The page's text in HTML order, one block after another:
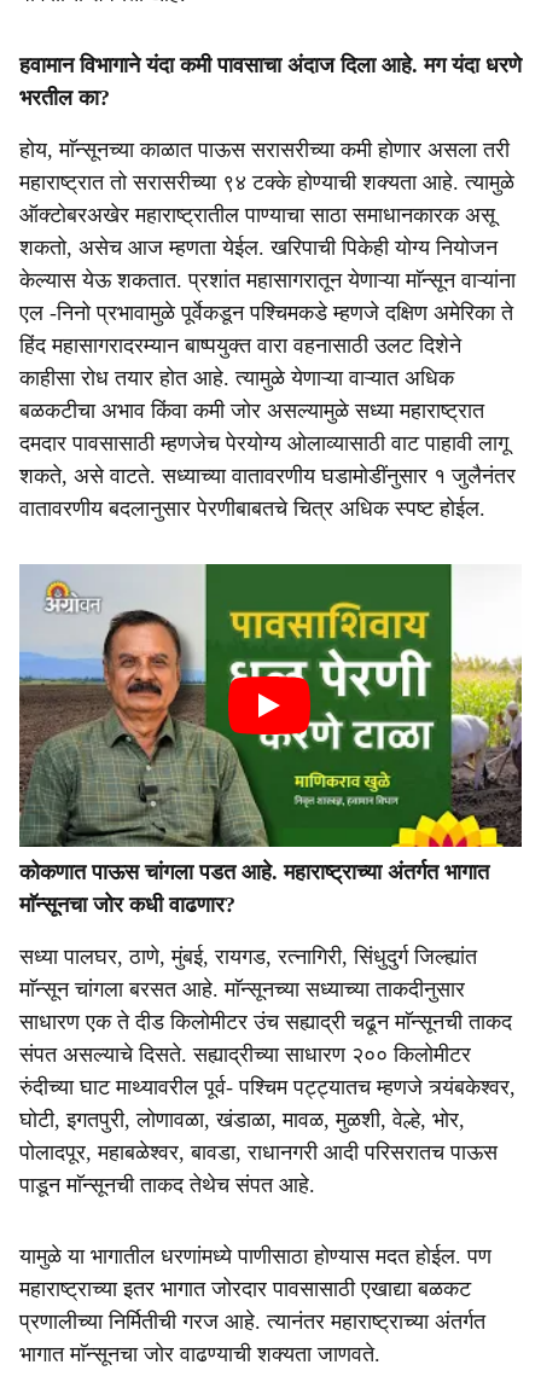
हवामान विभागाने यंदा कमी पावसाचा अंदाज दिला आहे. मग यंदा धरणे
भरतील का?
होय, माॅन्सूनच्या काळात पाऊस सरासरीच्या कमी होणार असला तरी
महाराष्ट्रात तो सरासरीच्या ९४ टक्के होण्याची शक्यता आहे. त्यामुळे
ऑक्टोबरअखेर महाराष्ट्रातील पाण्याचा साठा समाधानकारक असू
शकतो, असेच आज म्हणता येईल. खरिपाची पिकेही योग्य नियोजन
केल्यास येऊ शकतात. प्रशांत महासागरातून येणाऱ्या माॅन्सून वाऱ्यांना
एल -निनो प्रभावामुळे पूर्वेकडून पश्चिमकडे म्हणजे दक्षिण अमेरिका ते
हिंद महासागरादरम्यान बाष्पयुक्त वारा वहनासाठी उलट दिशेने
काहीसा रोध तयार होत आहे. त्यामुळे येणाऱ्या वाऱ्यात अधिक
बळकटीचा अभाव किंवा कमी जोर असल्यामुळे सध्या महाराष्ट्रात
दमदार पावसासाठी म्हणजेच पेरयोग्य ओलाव्यासाठी वाट पाहावी लागू
शकते, असे वाटते. सध्याच्या वातावरणीय घडामोडींनुसार १ जुलैनंतर
वातावरणीय बदलानुसार पेरणीबाबतचे चित्र अधिक स्पष्ट होईल.
कोकणात पाऊस चांगला पडत आहे. महाराष्ट्राच्या अंतर्गत भागात
माॅन्सूनचा जोर कधी वाढणार?
सध्या पालघर, ठाणे, मुंबई, रायगड, रत्नागिरी, सिंधुदुर्ग जिल्ह्यांत
माॅन्सून चांगला बरसत आहे. माॅन्सूनच्या सध्याच्या ताकदीनुसार
साधारण एक ते दीड किलोमीटर उंच सह्याद्री चढून माॅन्सूनची ताकद
संपत असल्याचे दिसते. सह्याद्रीच्या साधारण २०० किलोमीटर
रुंदीच्या घाट माथ्यावरील पूर्व- पश्चिम पट्ट्यातच म्हणजे त्र्यंबकेश्वर,
घोटी, इगतपुरी, लोणावळा, खंडाळा, मावळ, मुळशी, वेल्हे, भोर,
पोलादपूर, महाबळेश्वर, बावडा, राधानगरी आदी परिसरातच पाऊस
पाडून माॅन्सूनची ताकद तेथेच संपत आहे.
यामुळे या भागातील धरणांमध्ये पाणीसाठा होण्यास मदत होईल. पण
महाराष्ट्राच्या इतर भागात जोरदार पावसासाठी एखाद्या बळकट
प्रणालीच्या निर्मितीची गरज आहे. त्यानंतर महाराष्ट्राच्या अंतर्गत
भागात माॅन्सूनचा जोर वाढण्याची शक्यता जाणवते.